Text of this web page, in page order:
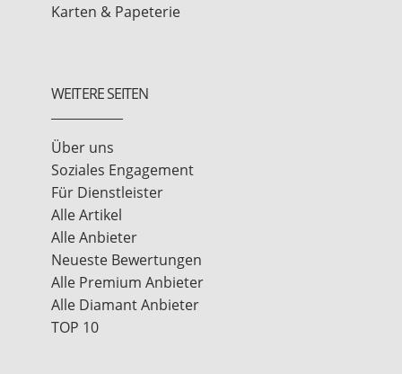
Karten & Papeterie
WEITERE SEITEN
Über uns
Soziales Engagement
Für Dienstleister
Alle Artikel
Alle Anbieter
Neueste Bewertungen
Alle Premium Anbieter
Alle Diamant Anbieter
TOP 10